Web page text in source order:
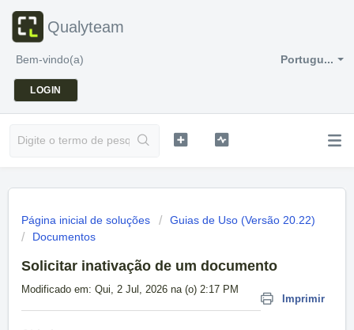
Qualyteam
Portugu...
Bem-vindo(a)
LOGIN
Página inicial de soluções
Guias de Uso (Versão 20.22)
Documentos
Solicitar inativação de um documento
Imprimir
Modificado em: Qui, 2 Jul, 2026 na (o) 2:17 PM